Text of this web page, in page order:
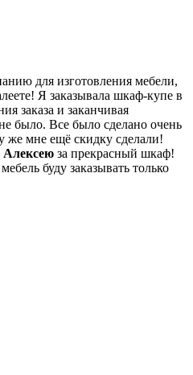
для изготовления мебели,
Я заказывала шкаф-купе в
заказа и заканчивая
было. Все было сделано очень
же мне ещё скидку сделали!
Алексею за прекрасный шкаф!
буду заказывать только